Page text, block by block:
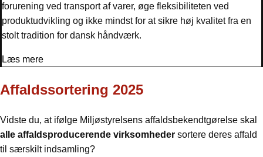
forurening ved transport af varer, øge fleksibiliteten ved
produktudvikling og ikke mindst for at sikre høj kvalitet fra en
stolt tradition for dansk håndværk.
Læs mere
Affaldssortering 2025
Vidste du, at ifølge Miljøstyrelsens affaldsbekendtgørelse skal
alle affaldsproducerende virksomheder sortere deres affald
til særskilt indsamling?